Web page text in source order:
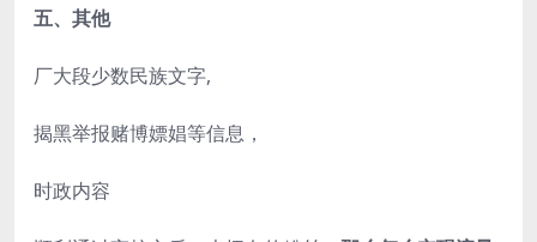
五、其他
厂大段少数民族文字,
揭黑举报赌博嫖娼等信息，
时政内容